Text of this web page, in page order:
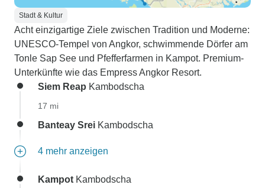
Stadt & Kultur
Acht einzigartige Ziele zwischen Tradition und Moderne:
UNESCO-Tempel von Angkor, schwimmende Dörfer am
Tonle Sap See und Pfefferfarmen in Kampot. Premium-
Unterkünfte wie das Empress Angkor Resort.
Siem Reap Kambodscha
17 mi
Banteay Srei Kambodscha
4 mehr anzeigen
Kampot Kambodscha